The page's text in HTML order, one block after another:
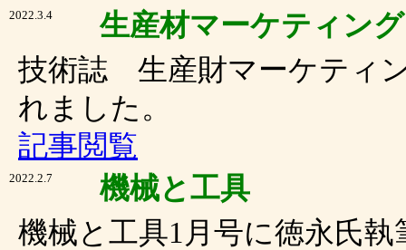
2022.3.4
生産材マーケティング
技術誌 生産財マーケティ
れました。
記事閲覧
2022.2.7
機械と工具
機械と工具1月号に徳永氏